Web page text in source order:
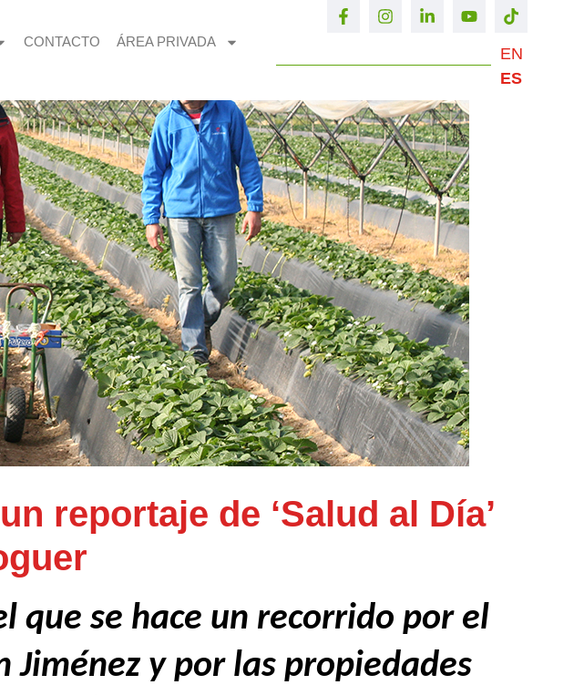
CONTACTO ÁREA PRIVADA
EN
ES
reportaje de ‘Salud al Día’
que se hace un recorrido por el
Jiménez y por las propiedades